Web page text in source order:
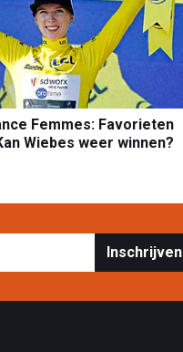
Femmes: Favorieten
Wiebes weer winnen?
Inschrijven